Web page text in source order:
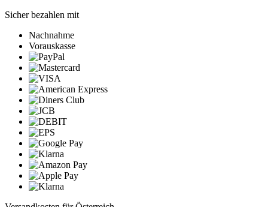
Sicher bezahlen mit
Nachnahme
Vorauskasse